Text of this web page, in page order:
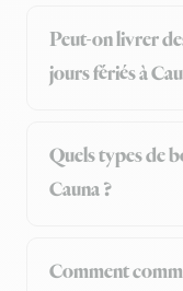
Peut-on livrer
jours fériés à
Quels types de
Cauna ?
Comment